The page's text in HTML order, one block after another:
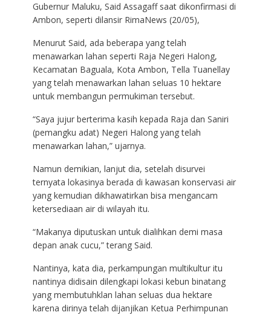
Gubernur Maluku, Said Assagaff saat dikonfirmasi di
Ambon, seperti dilansir RimaNews (20/05),
Menurut Said, ada beberapa yang telah
menawarkan lahan seperti Raja Negeri Halong,
Kecamatan Baguala, Kota Ambon, Tella Tuanellay
yang telah menawarkan lahan seluas 10 hektare
untuk membangun permukiman tersebut.
“Saya jujur berterima kasih kepada Raja dan Saniri
(pemangku adat) Negeri Halong yang telah
menawarkan lahan,” ujarnya.
Namun demikian, lanjut dia, setelah disurvei
ternyata lokasinya berada di kawasan konservasi air
yang kemudian dikhawatirkan bisa mengancam
ketersediaan air di wilayah itu.
“Makanya diputuskan untuk dialihkan demi masa
depan anak cucu,” terang Said.
Nantinya, kata dia, perkampungan multikultur itu
nantinya didisain dilengkapi lokasi kebun binatang
yang membutuhklan lahan seluas dua hektare
karena dirinya telah dijanjikan Ketua Perhimpunan